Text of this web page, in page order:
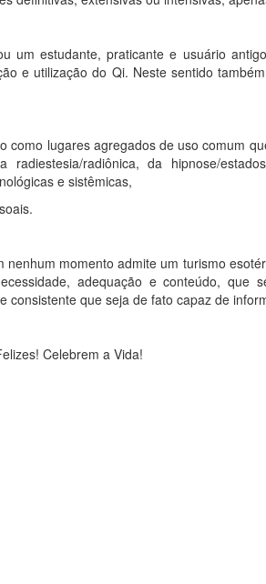
estudante, praticante e usuário
e utilização do Qi. Neste sentido
lugares agregados de uso comum
radiestesia/radiônica, da hipnose/
e sistêmicas,
momento admite um turismo
adequação e conteúdo, que
consistente que seja de fato capaz de
Celebrem a Vida!